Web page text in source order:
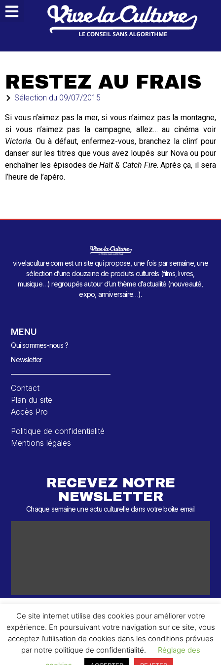
RESTEZ AU FRAIS
Sélection du 09/07/2015
Si vous n’aimez pas la mer, si vous n’aimez pas la montagne,
si vous n’aimez pas la campagne, allez… au cinéma voir
Victoria. Ou à défaut, enfermez-vous, branchez la clim’ pour
danser sur les titres que vous avez loupés sur Nova ou pour
enchaîner les épisodes deHalt & Catch Fire. Après ça, il sera
l’heure de l’apéro.
vivelaculture.com est un site qui propose, une fois par semaine, une
sélection d’une douzaine de produits culturels (films, livres,
musique…) regroupés autour d’un thème d’actualité (nouveauté,
expo, anniversaire…).
MENU
Qui sommes-nous ?
Newsletter
Contact
Plan du site
Accès Pro
Politique de confidentialité
Mentions légales
RECEVEZ NOTRE
NEWSLETTER
Chaque semaine une actu culturelle dans votre boîte email
© 2026 – 2 ème Round – Tous droits réservés.
Ce site internet utilise des cookies pour améliorer votre
expérience. En poursuivant votre navigation sur ce site, vous
acceptez l’utilisation de cookies dans les conditions prévues
par notre politique de confidentialité.
Réglage des